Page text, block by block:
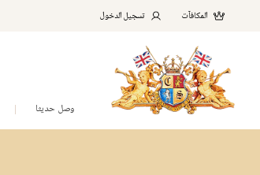
المكافآت تسجيل الدخول
وصل حديثا